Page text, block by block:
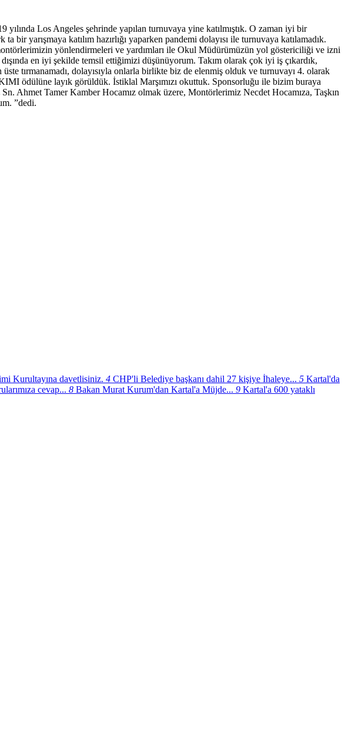
Los Angeles şehrinde yapılan turnuvaya yine katılmıştık. O zaman iyi bir
yarışmaya katılım hazırlığı yaparken pandemi dolayısı ile turnuvaya katılamadık.
yönlendirmeleri ve yardımları ile Okul Müdürümüzün yol göstericiliği ve izni
en iyi şekilde temsil ettiğimizi düşünüyorum. Takım olarak çok iyi iş çıkardık,
tırmanamadı, dolayısıyla onlarla birlikte biz de elenmiş olduk ve turnuvayı 4. olarak
ödülüne layık görüldük. İstiklal Marşımızı okuttuk. Sponsorluğu ile bizim buraya
Ahmet Tamer Kamber Hocamız olmak üzere, Montörlerimiz Necdet Hocamıza, Taşkın
”dedi.
Kurultayına davetlisiniz. 4 CHP'li Belediye başkanı dahil 27 kişiye İhaleye... 5 Kartal'da
cevap... 8 Bakan Murat Kurum'dan Kartal'a Müjde... 9 Kartal'a 600 yataklı